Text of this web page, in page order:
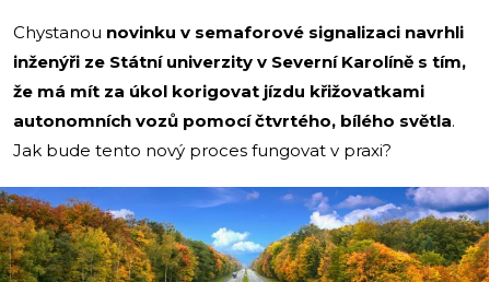
Chystanou novinku v semaforové signalizaci navrhli
inženýři ze Státní univerzity v Severní Karolíně s tím,
že má mít za úkol korigovat jízdu křižovatkami
autonomních vozů pomocí čtvrtého, bílého světla.
Jak bude tento nový proces fungovat v praxi?